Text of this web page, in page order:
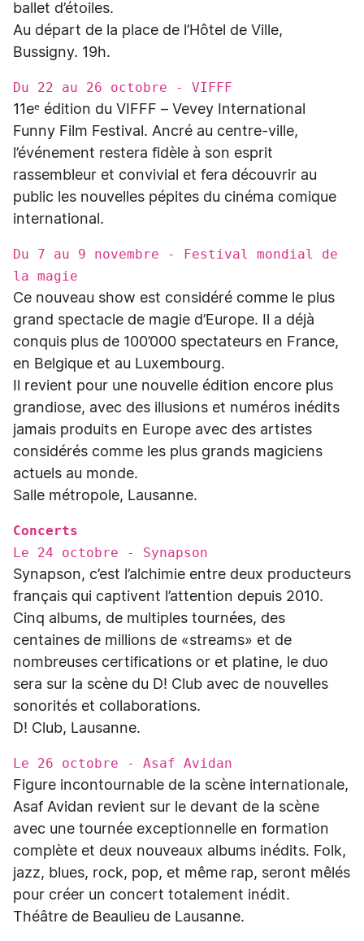
ballet d’étoiles.
Au départ de la place de l’Hôtel de Ville,
Bussigny. 19h.
Du 22 au 26 octobre - VIFFF
11eᵉ édition du VIFFF – Vevey International
Funny Film Festival. Ancré au centre-ville,
l’événement restera fidèle à son esprit
rassembleur et convivial et fera découvrir au
public les nouvelles pépites du cinéma comique
international.
Du 7 au 9 novembre - Festival mondial de
la magie
Ce nouveau show est considéré comme le plus
grand spectacle de magie d’Europe. Il a déjà
conquis plus de 100’000 spectateurs en France,
en Belgique et au Luxembourg.
Il revient pour une nouvelle édition encore plus
grandiose, avec des illusions et numéros inédits
jamais produits en Europe avec des artistes
considérés comme les plus grands magiciens
actuels au monde.
Salle métropole, Lausanne.
Concerts
Le 24 octobre - Synapson
Synapson, c’est l’alchimie entre deux producteurs
français qui captivent l’attention depuis 2010.
Cinq albums, de multiples tournées, des
centaines de millions de «streams» et de
nombreuses certifications or et platine, le duo
sera sur la scène du D! Club avec de nouvelles
sonorités et collaborations.
D! Club, Lausanne.
Le 26 octobre - Asaf Avidan
Figure incontournable de la scène internationale,
Asaf Avidan revient sur le devant de la scène
avec une tournée exceptionnelle en formation
complète et deux nouveaux albums inédits. Folk,
jazz, blues, rock, pop, et même rap, seront mêlés
pour créer un concert totalement inédit.
Théâtre de Beaulieu de Lausanne.